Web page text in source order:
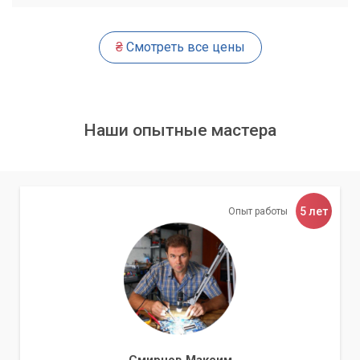
Использование неоригинальных запчастей часто приводит
долговечность ремонта. Мы также можем обеспечить
Выбор сервисного партнера – ответственное решение, от
которого зависит эффективность вашей работы. Мы
предлагаем не просто сервис, а долгосрочное
партнерство, основанное на доверии и профессионализме.
₴Смотреть все цены
Наши опытные мастера
Опыт работы 5 лет